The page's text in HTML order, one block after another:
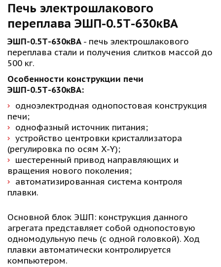
Печь электрошлакового
переплава ЭШП-0.5Т-630кВА
ЭШП-0.5Т-630кВА - печь электрошлакового
переплава стали и получения слитков массой до
500 кг.
Особенности конструкции печи
ЭШП-0.5Т-630кВА:
одноэлектродная однопостовая конструкция
печи;
однофазный источник питания;
устройство центровки кристаллизатора
(регулировка по осям X-Y);
шестеренный привод направляющих и
вращения нового поколения;
автоматизированная система контроля
плавки.
Основной блок ЭШП: конструкция данного
агрегата представляет собой однопостовую
одномодульную печь (с одной головкой). Ход
плавки автоматически контролируется
компьютером.